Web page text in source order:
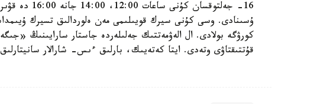
16-
ۇسىنادى. وسى كۇنى سيرك قويىلىمى مەن ەلوردالىق تسيرك
كورۋگە بولادى. ال الەۋمەتتىك جەلىلەردە جاستار سارايىنىڭ
قۇتتىقتاۋى وتەدى. ايتا كەتەيىك، بارلىق ءىس- شارالار